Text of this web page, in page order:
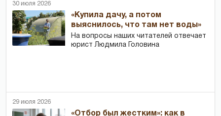
30 июля 2026
«Купила дачу, а потом
выяснилось, что там нет воды»
На вопросы наших читателей отвечает
юрист Людмила Головина
29 июля 2026
«Отбор был жестким»: как в